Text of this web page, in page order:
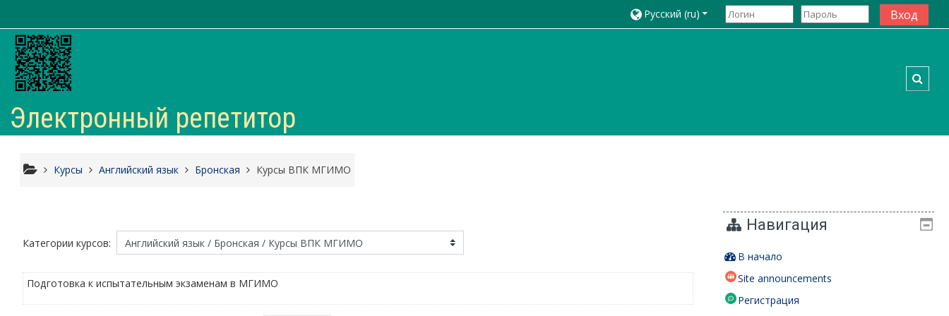
Русский ‎(ru)‎ Вход
Электронный репетитор
Курсы Английский язык Бронская Курсы ВПК МГИМО
Категории курсов:
Подготовка к испытательным экзаменам в МГИМО
Навигация
В начало
Site announcements
Регистрация